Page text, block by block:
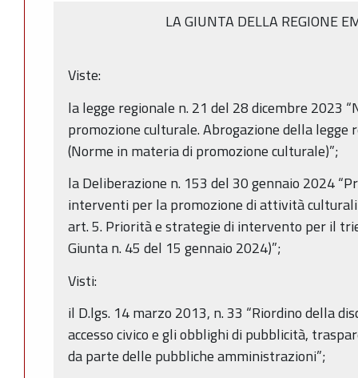
LA GIUNTA DELLA REGIONE
Viste:
la legge regionale n. 21 del 28 dicembre 2023
promozione culturale. Abrogazione della legge
(Norme in materia di promozione culturale)”;
la Deliberazione n. 153 del 30 gennaio 2024
interventi per la promozione di attività culturali
art. 5. Priorità e strategie di intervento per il
Giunta n. 45 del 15 gennaio 2024)”;
Visti:
il D.lgs. 14 marzo 2013, n. 33 “Riordino della
accesso civico e gli obblighi di pubblicità,
da parte delle pubbliche amministrazioni”;